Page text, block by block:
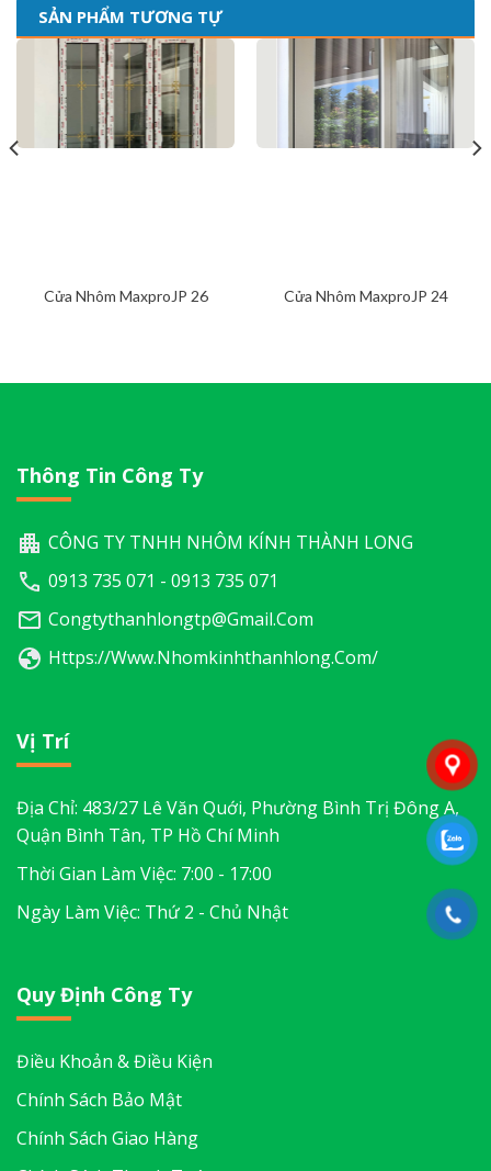
SẢN PHẨM TƯƠNG TỰ
Cửa Nhôm MaxproJP 26 Cửa Nhôm MaxproJP 24
Thông Tin Công Ty
CÔNG TY TNHH NHÔM KÍNH THÀNH LONG
0913 735 071 - 0913 735 071
Congtythanhlongtp@gmail.com
Https://www.nhomkinhthanhlong.com/
Vị Trí
Địa Chỉ: 483/27 Lê Văn Quới, Phường Bình Trị Đông A,
Quận Bình Tân, TP Hồ Chí Minh
Thời Gian Làm Việc: 7:00 - 17:00
Ngày Làm Việc: Thứ 2 - Chủ Nhật
Quy Định Công Ty
Điều Khoản & Điều Kiện
Chính Sách Bảo Mật
Chính Sách Giao Hàng